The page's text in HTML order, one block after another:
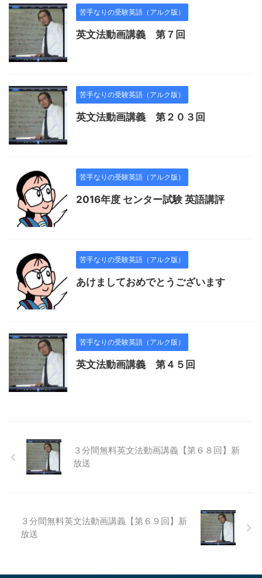
苦手なりの受験英語（アルク版）
英文法動画講義 第７回
苦手なりの受験英語（アルク版）
英文法動画講義 第２０３回
苦手なりの受験英語（アルク版）
2016年度 センター試験 英語講評
苦手なりの受験英語（アルク版）
あけましておめでとうございます
苦手なりの受験英語（アルク版）
英文法動画講義 第４５回
３分間無料英文法動画講義【第６８回】新
放送
３分間無料英文法動画講義【第６９回】新
放送